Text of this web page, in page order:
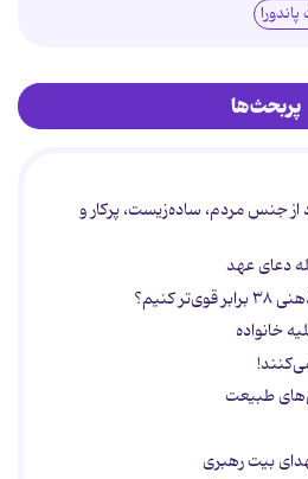
پاندورا
پربحث‌ها
جنس مردم، ساده‌زیست، پرکار و
دعای عهد
کنیم؟
طبیعت
بیت رهبری